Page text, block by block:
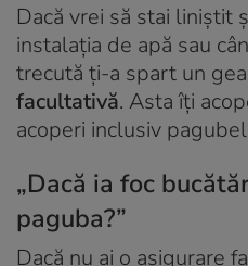
Dacă vrei să stai liniștit
instalația de apă sau
trecută ți-a spart un
facultativă. Asta îți
acoperi inclusiv
„Dacă ia foc
paguba?”
Dacă nu ai o asigurare